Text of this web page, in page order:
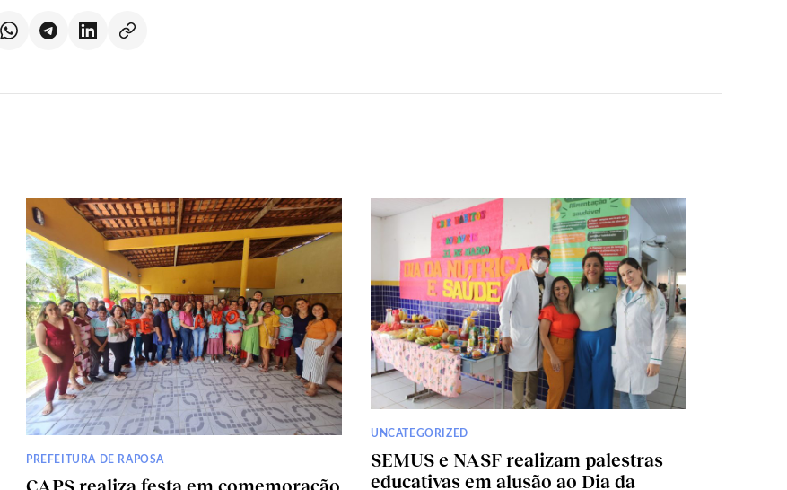
PREFEITURA DE RAPOSA
CAPS realiza festa em comemoração
UNCATEGORIZED
SEMUS e NASF realizam palestras
educativas em alusão ao Dia da